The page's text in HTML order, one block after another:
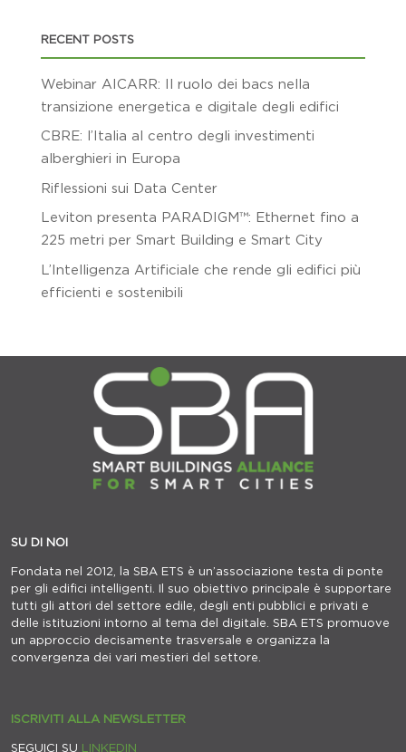
RECENT POSTS
Webinar AICARR: Il ruolo dei bacs nella
transizione energetica e digitale degli edifici
CBRE: l’Italia al centro degli investimenti
alberghieri in Europa
Riflessioni sui Data Center
Leviton presenta PARADIGM™: Ethernet fino a
225 metri per Smart Building e Smart City
L’Intelligenza Artificiale che rende gli edifici più
efficienti e sostenibili
SU DI NOI
Fondata nel 2012, la SBA ETS è un’associazione testa di ponte
per gli edifici intelligenti. Il suo obiettivo principale è supportare
tutti gli attori del settore edile, degli enti pubblici e privati e
delle istituzioni intorno al tema del digitale. SBA ETS promuove
un approccio decisamente trasversale e organizza la
convergenza dei vari mestieri del settore.
ISCRIVITI ALLA NEWSLETTER
SEGUICI SU LINKEDIN